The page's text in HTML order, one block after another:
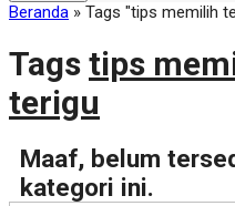
Beranda » Tags "tips memilih
Tags tips
terigu
Maaf, belum
kategori ini.